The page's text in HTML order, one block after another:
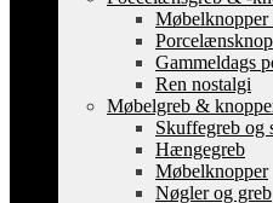
Møbelknopper
Gammeldags
Ren nostalgi
Møbelgreb &
Skuffegreb og
Hængegreb
Møbelknopper
Nøgler og greb